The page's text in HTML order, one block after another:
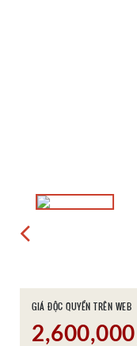
GIÁ ĐỘC QUYỀN TRÊN WEB
2,600,000